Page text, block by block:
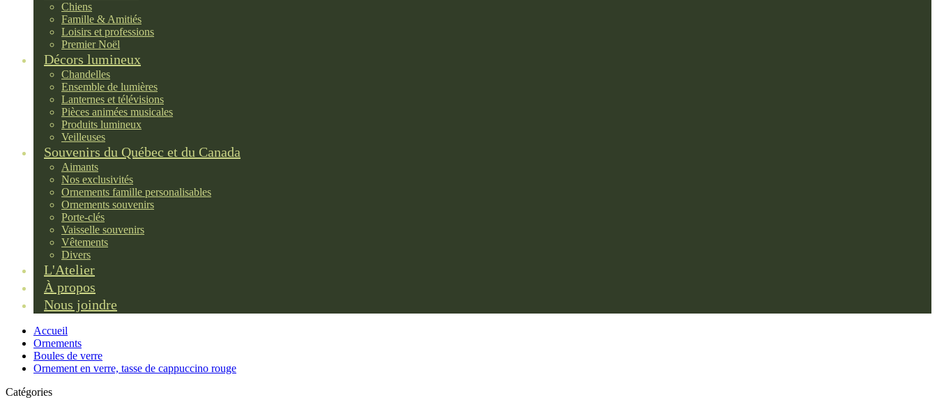
Chiens
Famille & Amitiés
Loisirs et professions
Premier Noël
Décors lumineux
Chandelles
Ensemble de lumières
Lanternes et télévisions
Pièces animées musicales
Produits lumineux
Veilleuses
Souvenirs du Québec et du Canada
Aimants
Nos exclusivités
Ornements famille personalisables
Ornements souvenirs
Porte-clés
Vaisselle souvenirs
Vêtements
Divers
L'Atelier
À propos
Nous joindre
Accueil
Ornements
Boules de verre
Ornement en verre, tasse de cappuccino rouge
Catégories